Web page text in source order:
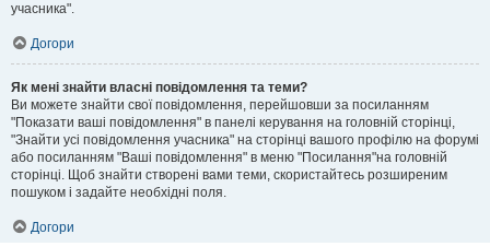
учасника".
Догори
Як мені знайти власні повідомлення та теми?
Ви можете знайти свої повідомлення, перейшовши за посиланням
"Показати ваші повідомлення" в панелі керування на головній сторінці,
"Знайти усі повідомлення учасника" на сторінці вашого профілю на форумі
або посиланням "Ваші повідомлення" в меню "Посилання"на головній
сторінці. Щоб знайти створені вами теми, скористайтесь розширеним
пошуком і задайте необхідні поля.
Догори